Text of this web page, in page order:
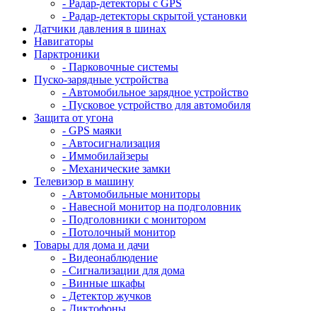
- Радар-детекторы с GPS
- Радар-детекторы скрытой установки
Датчики давления в шинах
Навигаторы
Парктроники
- Парковочные системы
Пуско-зарядные устройства
- Автомобильное зарядное устройство
- Пусковое устройство для автомобиля
Защита от угона
- GPS маяки
- Автосигнализация
- Иммобилайзеры
- Механические замки
Телевизор в машину
- Автомобильные мониторы
- Навесной монитор на подголовник
- Подголовники с монитором
- Потолочный монитор
Товары для дома и дачи
- Видеонаблюдение
- Сигнализации для дома
- Винные шкафы
- Детектор жучков
- Диктофоны